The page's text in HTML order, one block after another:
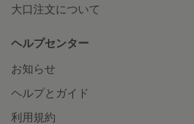
大口注文について
ヘルプセンター
お知らせ
ヘルプとガイド
利用規約